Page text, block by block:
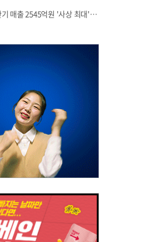
휴젤, 상반기 매출 2545억원 '사상 최대'…미국 투자 속 성장세 지속